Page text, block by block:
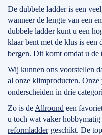
De dubbele ladder is een
wanneer de lengte van een
dubbele ladder kunt u een
klaar bent met de klus is een
bergen. Dit komt omdat u de
Wij kunnen ons voorstellen
al onze klimproducten. Onze
onderscheiden in drie
Zo is de Allround een
u toch wat vaker hobbymatig
reformladdergeschikt. De